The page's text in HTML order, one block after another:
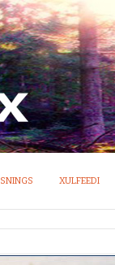
IDEEËN
XULFEEDI